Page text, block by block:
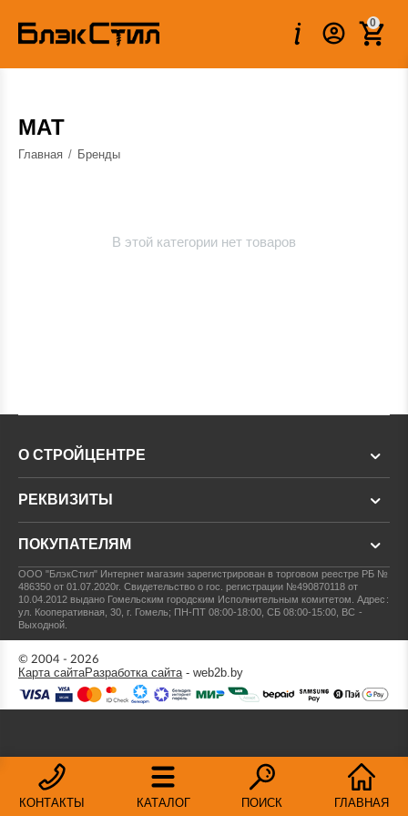
0
МАТ
Главная / Бренды
В этой категории нет товаров
КОНТАКТЫ КАТАЛОГ ПОИСК ГЛАВНАЯ
О СТРОЙЦЕНТРЕ
РЕКВИЗИТЫ
ПОКУПАТЕЛЯМ
ООО "БлэкСтил" Интернет магазин зарегистрирован в торговом реестре РБ №
486350 от 01.07.2020г.Свидетельство о гос. регистрации №490870118 от
10.04.2012 выдано Гомельским городским Исполнительным комитетом.Адрес:
ул. Кооперативная, 30, г. Гомель; ПН-ПТ 08:00-18:00, СБ 08:00-15:00, ВС -
Выходной.
© 2004 - 2026
Карта сайтаРазработка сайта- web2b.by